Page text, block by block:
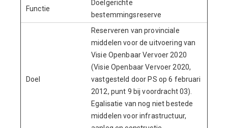
Functie
Doelgerichte
bestemmingsreserve
Doel
Reserveren van provinciale
middelen voor de uitvoering van
Visie Openbaar Vervoer 2020
(Visie Openbaar Vervoer 2020,
vastgesteld door PS op 6 februari
2012, punt 9 bij voordracht 03).
Egalisatie van nog niet bestede
middelen voor infrastructuur,